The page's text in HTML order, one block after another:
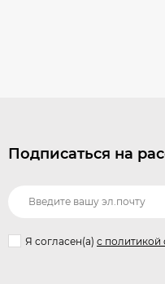
Подписаться на
Я согласен(a) с политикой